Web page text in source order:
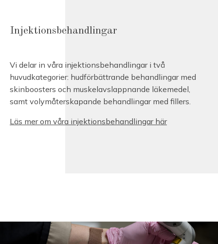
Injektionsbehandlingar
Vi delar in våra injektionsbehandlingar i två
huvudkategorier: hudförbättrande behandlingar med
skinboosters och muskelavslappnande läkemedel,
samt volymåterskapande behandlingar med fillers.
Läs mer om våra injektionsbehandlingar här